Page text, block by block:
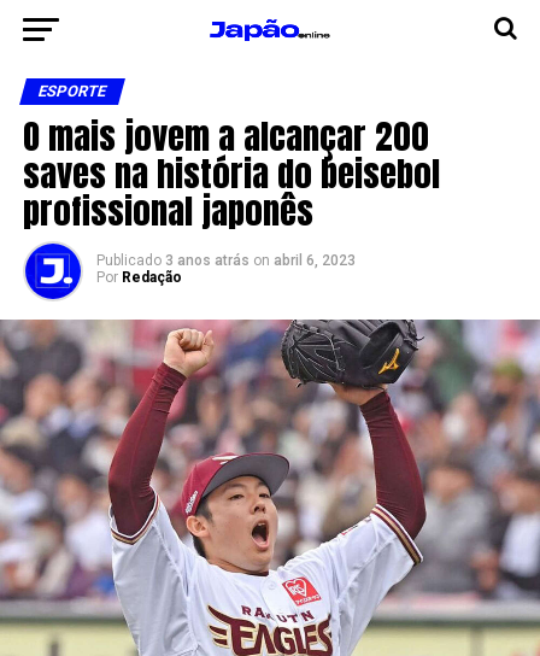
ESPORTE
O mais jovem a alcançar 200
saves na história do beisebol
profissional japonês
Publicado 3 anos atrás on abril 6, 2023
Por Redação